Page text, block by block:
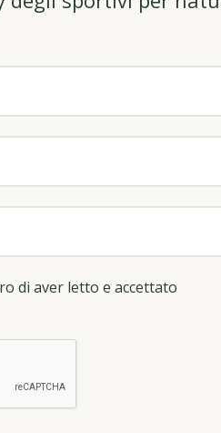
di aver letto e accettato